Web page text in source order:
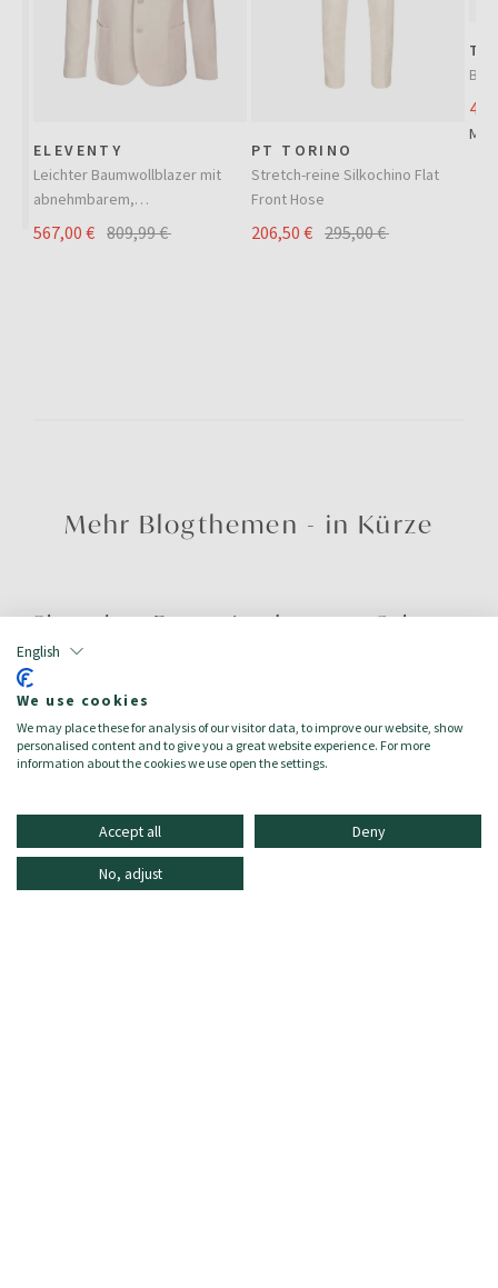
English
We use cookies
We may place these for analysis of our visitor data, to improve our website, show
personalised content and to give you a great website experience. For more
information about the cookies we use open the settings.
Accept all Deny
No, adjust
ELEVENTY
Leichter Baumwollblazer mit
abnehmbarem,
durchgehendem
Innenreißverschluss und
567,00 € 809,99 €
PT TORINO
Stretch-reine Silkochino Flat
Front Hose
206,50 € 295,00 €
Mehr Blogthemen - in Kürze
Chocolate Brown ist das neue Schwarz
MEHR LESEN